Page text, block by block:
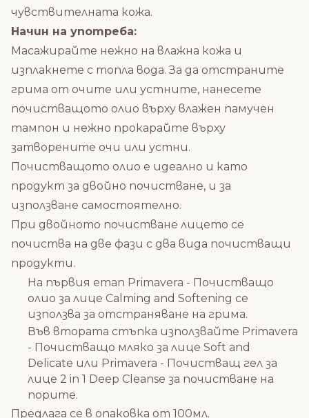
чувствителната кожа.
Начин на употреба:
Масажирайте нежно на влажна кожа и
изплакнете с топла вода. За да отстраните
грима от очите или устните, нанесете
почистващото олио върху влажен памучен
тампон и нежно прокарайте върху
затворените очи или устни.
Почистващото олио е идеално и като
продукт за двойно почистване, и за
използване самостоятелно.
При двойното почистване лицето се
почиства на две фази с два вида почистващи
продукти.
На първия етап Primavera - Почистващо
олио за лице Calming and Softening се
използва за отстраняване на грима.
Във втората стъпка използвайте Primavera
- Почистващо мляко за лице Soft and
Delicate или Primavera - Почистващ гел за
лице 2 in 1 Deep Cleanse за почистване на
порите.
Предлага се в опаковка от 100мл.